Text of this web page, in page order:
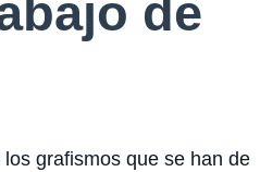
de
grafismos que se han de